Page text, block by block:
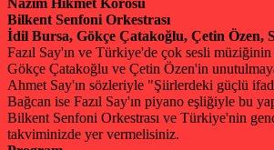
Bilkent Senfoni Orkestrası
İdil Bursa, Gökçe Çatakoğlu, Çetin Özen,
Fazıl Say'ın ve Türkiye'de çok sesli
Gökçe Çatakoğlu ve Çetin Özen'in
Ahmet Say'ın sözleriyle "Şiirlerdeki güçlü
Bağcan ise Fazıl Say'ın piyano eşliğiyle bu
Bilkent Senfoni Orkestrası ve Türkiye'nin
takviminizde yer vermelisiniz.